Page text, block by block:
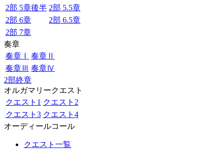
2部 5章後半 2部 5.5章
2部 6章
2部 6.5章
2部 7章
奏章
奏章Ⅰ
奏章Ⅱ
奏章Ⅲ 奏章Ⅳ
2部終章
オルガマリークエスト
クエスト1 クエスト2
クエスト3 クエスト4
オーディールコール
クエスト一覧